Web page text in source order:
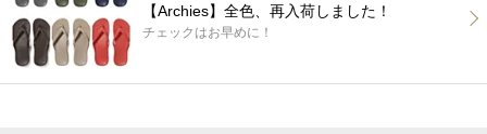
【Archies】全色、再入荷しました！
チェックはお早めに！